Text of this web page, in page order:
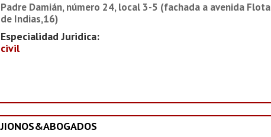
Padre Damián, número 24, local 3-5 (fachada a avenida Flota
de Indias,16)
Especialidad Juridica:
civil
JIONOS&ABOGADOS